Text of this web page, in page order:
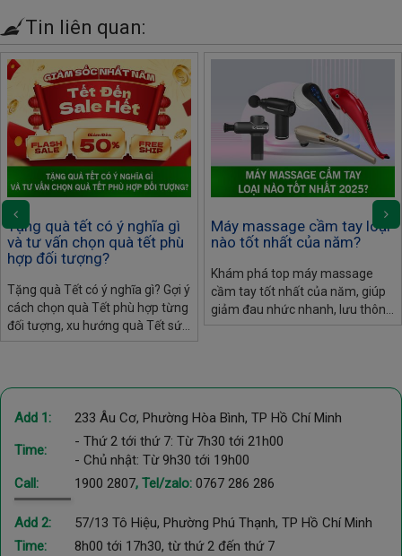
Tin liên quan:
Tặng quà tết có ý nghĩa gì
và tư vấn chọn quà tết phù
hợp đối tượng?
Tặng quà Tết có ý nghĩa gì? Gợi ý
cách chọn quà Tết phù hợp từng
đối tượng, xu hướng quà Tết sức
khỏe 2026, máy massage –
Máy massage cầm tay loại
nào tốt nhất của năm?
Khám phá top máy massage
cầm tay tốt nhất của năm, giúp
giảm đau nhức nhanh, lưu thông
máu và thư giãn toàn thân. Gợi ý
Add 1: 233 Âu Cơ, Phường Hòa Bình, TP Hồ Chí Minh
Time:
- Thứ 2 tới thứ 7: Từ 7h30 tới 21h00
- Chủ nhật: Từ 9h30 tới 19h00
Call:
1900 2807, Tel/zalo: 0767 286 286
Add 2:
57/13 Tô Hiệu, Phường Phú Thạnh, TP Hồ Chí Minh
Time:
8h00 tới 17h30, từ thứ 2 đến thứ 7